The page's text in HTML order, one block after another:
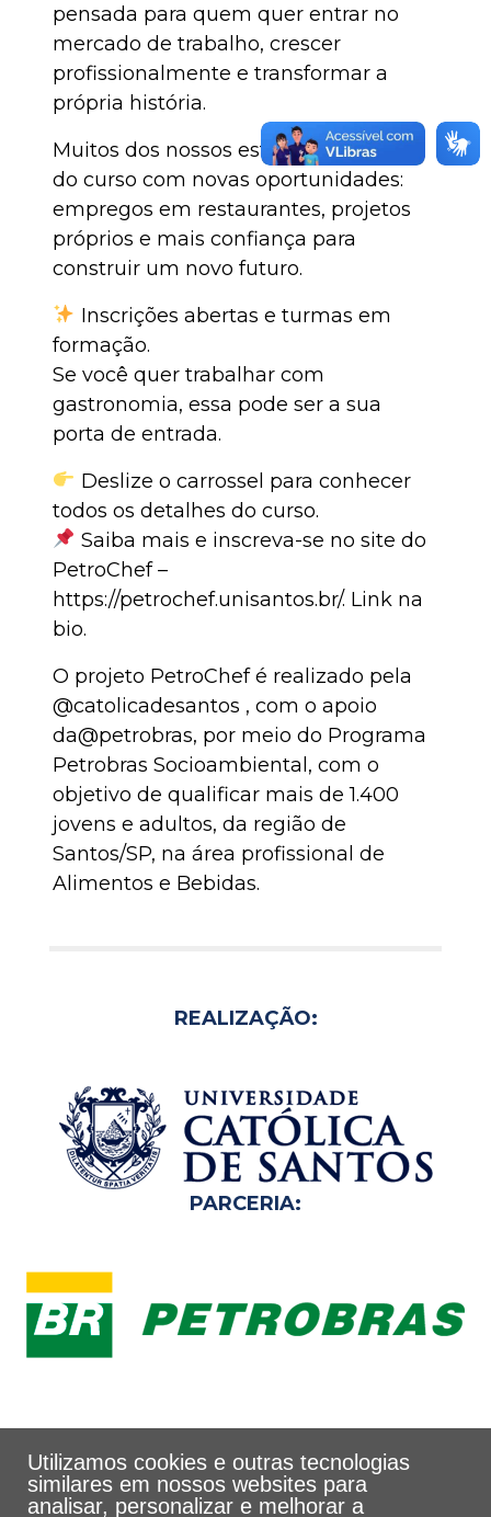
pensada para quem quer entrar no
mercado de trabalho, crescer
profissionalmente e transformar a
própria história.
Muitos dos nossos estudantes saem
do curso com novas oportunidades:
empregos em restaurantes, projetos
próprios e mais confiança para
construir um novo futuro.
Inscrições abertas e turmas em
formação.
Se você quer trabalhar com
gastronomia, essa pode ser a sua
porta de entrada.
Deslize o carrossel para conhecer
todos os detalhes do curso.
Saiba mais e inscreva-se no site do
PetroChef –
https://petrochef.unisantos.br/. Link na
bio.
O projeto PetroChef é realizado pela
@catolicadesantos , com o apoio
da@petrobras, por meio do Programa
Petrobras Socioambiental, com o
objetivo de qualificar mais de 1.400
jovens e adultos, da região de
Santos/SP, na área profissional de
Alimentos e Bebidas.
REALIZAÇÃO:
PARCERIA:
Utilizamos cookies e outras tecnologias
similares em nossos websites para
analisar, personalizar e melhorar a